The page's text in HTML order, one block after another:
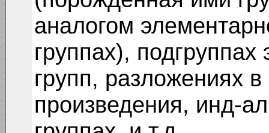
аналогом
группах), подгруппах
групп, разложениях
произведения, инд-